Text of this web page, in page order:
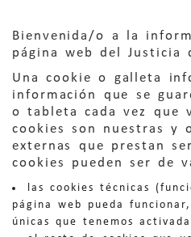
Bienvenida/o a la
página web del Justicia
Una cookie o galleta
información que se
o tableta cada vez que
cookies son nuestras y
externas que prestan
cookies pueden ser de
las cookies técnicas
página web pueda
únicas que tenemos
Quejas:
Información